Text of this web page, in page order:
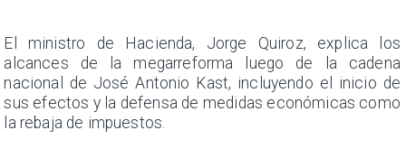
El ministro de Hacienda, Jorge Quiroz, explica los
alcances de la megarreforma luego de la cadena
nacional de José Antonio Kast, incluyendo el inicio de
sus efectos y la defensa de medidas económicas como
la rebaja de impuestos.